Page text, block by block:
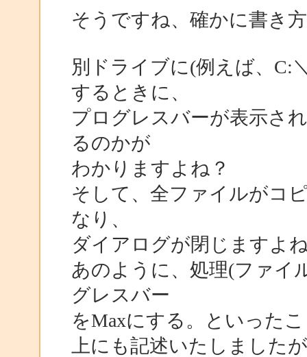
そうですね、確かに書き
別ドライブに(例えば、
するときに、
プログレスバーが表示さ
るのかが
わかりますよね？
そして、全ファイルがコ
なり、
ダイアログが閉じますよ
あのように、処理(ファイ
グレスバー
をMaxにする。といった
上にも記述いたしました